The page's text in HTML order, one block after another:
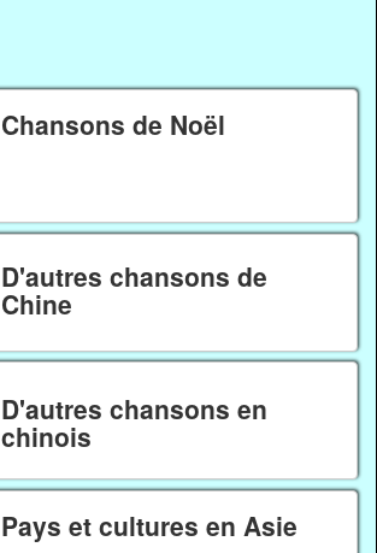
Chansons de Noël
D'autres chansons de
Chine
D'autres chansons en
chinois
Pays et cultures en Asie